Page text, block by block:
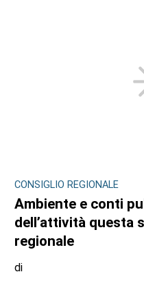
CONSIGLIO REGIONALE
Ambiente e conti
dell’attività questa
regionale
di